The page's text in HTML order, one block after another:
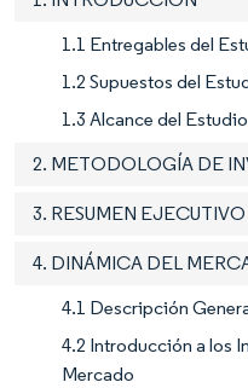
1.1 Entregables del
1.2 Supuestos del
1.3 Alcance del Estudio
2. METODOLOGÍA DE
3. RESUMEN EJECUTIVO
4. DINÁMICA DEL
4.1 Descripción
4.2 Introducción a los
Mercado